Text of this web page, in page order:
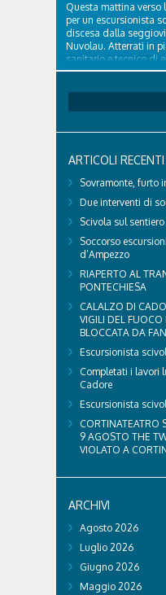
Questa mattina verso
per un escursionista
discesa dalla
Nuvolau. Atterrati in
sanitario e tecnico di
raggiunto il 74enne di
per:
ARTICOLI RECENTI
Sovramonte, furto
Due interventi di
Scivola sul
Soccorso
d’Ampezzo
RIAPERTO AL
PONTECHIESA
CALALZO DI
VIGILI DEL
BLOCCATA DA
Escursionista
Completati i lavori
Cadore
Escursionista
CORTINATEATRO
9 AGOSTO THE
VIOLATO A
ARCHIVI
Agosto 2026
Luglio 2026
Giugno 2026
Maggio 2026